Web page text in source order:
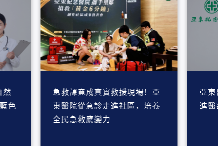
然
急救課竟成真實救援現場！亞
東醫院從急診走進社區，培養
全民急救應變力
亞
進